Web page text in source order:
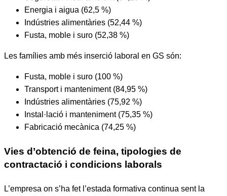
Energia i aigua (62,5 %)
Indústries alimentàries (52,44 %)
Fusta, moble i suro (52,38 %)
Les famílies amb més inserció laboral en GS són:
Fusta, moble i suro (100 %)
Transport i manteniment (84,95 %)
Indústries alimentàries (75,92 %)
Instal·lació i manteniment (75,35 %)
Fabricació mecànica (74,25 %)
Vies d’obtenció de feina, tipologies de
contractació i condicions laborals
L’empresa on s’ha fet l’estada formativa continua sent la